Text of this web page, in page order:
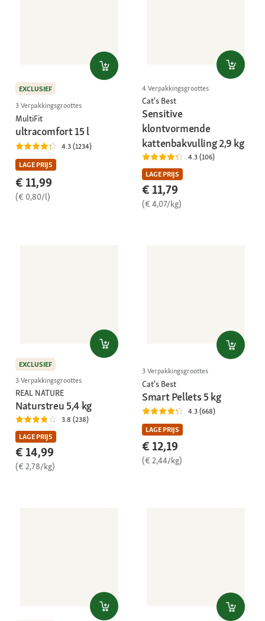
EXCLUSIEF
3 Verpakkingsgroottes
MultiFit
ultracomfort 15 l
4.3 (1234)
LAGE PRIJS
€ 11,99
(€ 0,80/l)
4 Verpakkingsgroottes
Cat's Best
Sensitive
klontvormende
kattenbakvulling 2,9 kg
4.3 (106)
LAGE PRIJS
€ 11,79
(€ 4,07/kg)
EXCLUSIEF
3 Verpakkingsgroottes
REAL NATURE
Naturstreu 5,4 kg
3.8 (238)
LAGE PRIJS
€ 14,99
(€ 2,78/kg)
3 Verpakkingsgroottes
Cat's Best
Smart Pellets 5 kg
4.3 (668)
LAGE PRIJS
€ 12,19
(€ 2,44/kg)